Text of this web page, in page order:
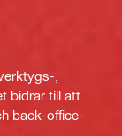
,
bidrar till att
back-office-